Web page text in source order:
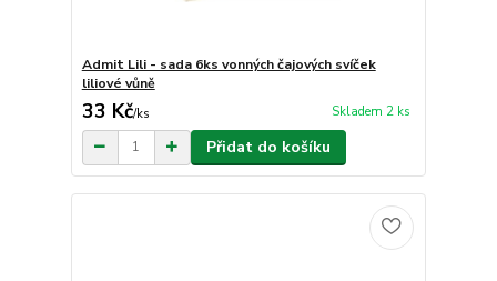
Admit Lili - sada 6ks vonných čajových svíček
liliové vůně
33 Kč/ks Skladem 2 ks
Přidat do košíku